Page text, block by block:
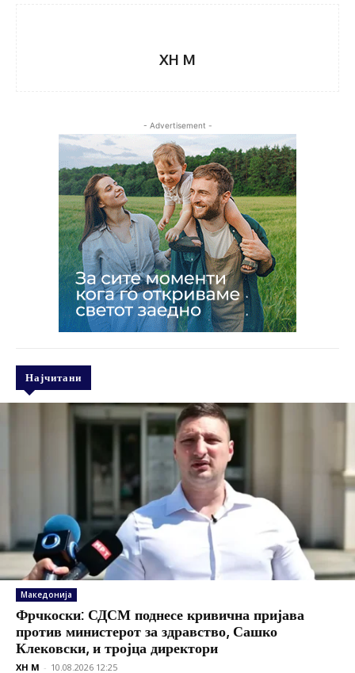
XH M
- Advertisement -
Најчитани
Македонија
Фрчкоски: СДСМ поднесе кривична пријава
против министерот за здравство, Сашко
Клековски, и тројца директори
XH M - 10.08.2026 12:25